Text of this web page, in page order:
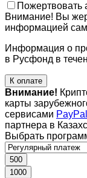
Пожертвовать
Внимание! Вы
информацией
Информация о
в Русфонд в
К оплате
Внимание!
карты
сервисами PayPal
партнера в
Выбрать
500
1000